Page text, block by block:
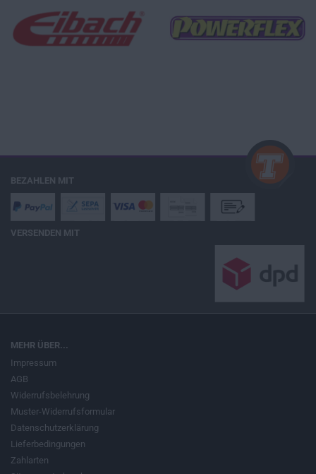
BEZAHLEN MIT
VERSENDEN MIT
MEHR ÜBER...
Impressum
AGB
Widerrufsbelehrung
Muster-Widerrufsformular
Datenschutzerklärung
Lieferbedingungen
Zahlarten